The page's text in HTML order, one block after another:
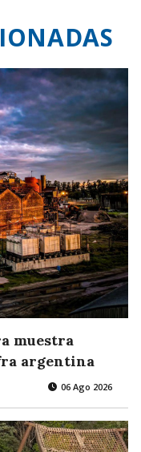
muestra
argentina
06 Ago 2026